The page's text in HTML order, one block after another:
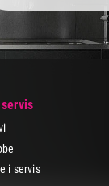
i servis